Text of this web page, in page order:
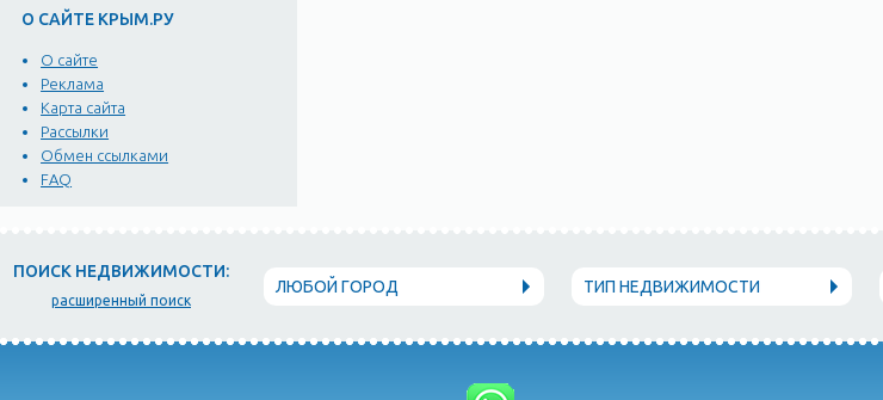
О САЙТЕ КРЫМ.РУ
О сайте
Реклама
Карта сайта
Рассылки
Обмен ссылками
FAQ
ПОИСК НЕДВИЖИМОСТИ:
расширенный поиск
ЛЮБОЙ ГОРОД ТИП НЕДВИЖИМОСТИ